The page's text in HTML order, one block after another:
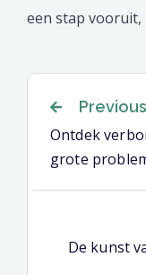
een stap
Previous
Ontdek
grote
De kunst